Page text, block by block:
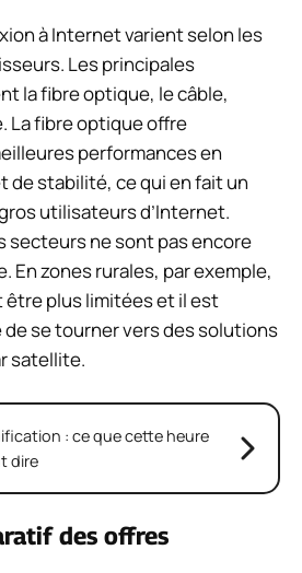
à Internet varient selon les
Les principales
la fibre optique, le câble,
La fibre optique offre
performances en
de stabilité, ce qui en fait un
utilisateurs d’Internet.
secteurs ne sont pas encore
En zones rurales, par exemple,
plus limitées et il est
se tourner vers des solutions
satellite.
: ce que cette heure
dire
des offres